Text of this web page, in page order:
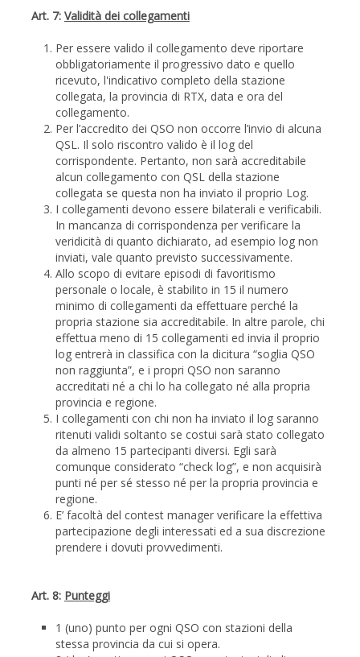
Art. 7: Validità dei collegamenti
Per essere valido il collegamento deve riportare
obbligatoriamente il progressivo dato e quello
ricevuto, l'indicativo completo della stazione
collegata, la provincia di RTX, data e ora del
collegamento.
Per l’accredito dei QSO non occorre l’invio di alcuna
QSL. Il solo riscontro valido è il log del
corrispondente. Pertanto, non sarà accreditabile
alcun collegamento con QSL della stazione
collegata se questa non ha inviato il proprio Log.
I collegamenti devono essere bilaterali e verificabili.
In mancanza di corrispondenza per verificare la
veridicità di quanto dichiarato, ad esempio log non
inviati, vale quanto previsto successivamente.
Allo scopo di evitare episodi di favoritismo
personale o locale, è stabilito in 15 il numero
minimo di collegamenti da effettuare perché la
propria stazione sia accreditabile. In altre parole, chi
effettua meno di 15 collegamenti ed invia il proprio
log entrerà in classifica con la dicitura “soglia QSO
non raggiunta”, e i propri QSO non saranno
accreditati né a chi lo ha collegato né alla propria
provincia e regione.
I collegamenti con chi non ha inviato il log saranno
ritenuti validi soltanto se costui sarà stato collegato
da almeno 15 partecipanti diversi. Egli sarà
comunque considerato “check log”, e non acquisirà
punti né per sé stesso né per la propria provincia e
regione.
E’ facoltà del contest manager verificare la effettiva
partecipazione degli interessati ed a sua discrezione
prendere i dovuti provvedimenti.
Art. 8: Punteggi
1 (uno) punto per ogni QSO con stazioni della
stessa provincia da cui si opera.